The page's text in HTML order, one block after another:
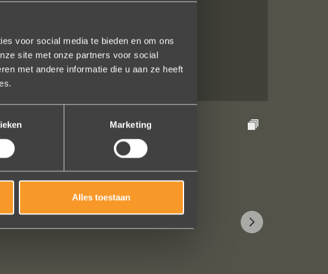
voor social media te bieden en om ons
site met onze partners voor social
met andere informatie die u aan ze heeft
Marketing
Alles toestaan